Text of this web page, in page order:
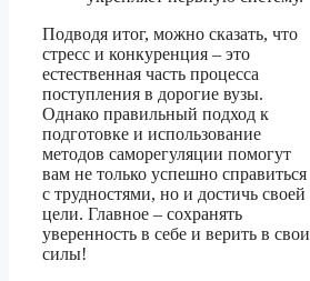
Подводя итог, можно сказать, что
стресс и конкуренция – это
естественная часть процесса
поступления в дорогие вузы.
Однако правильный подход к
подготовке и использование
методов саморегуляции помогут
вам не только успешно справиться
с трудностями, но и достичь своей
цели. Главное – сохранять
уверенность в себе и верить в свои
силы!